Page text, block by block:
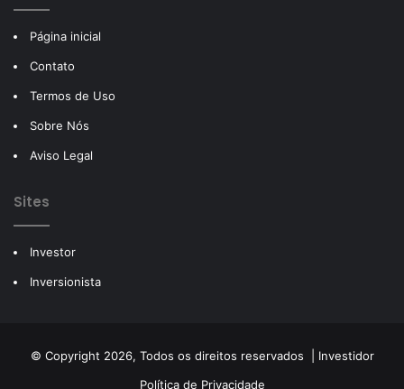
Página inicial
Contato
Termos de Uso
Sobre Nós
Aviso Legal
Sites
Investor
Inversionista
© Copyright 2026, Todos os direitos reservados | Investidor
Política de Privacidade